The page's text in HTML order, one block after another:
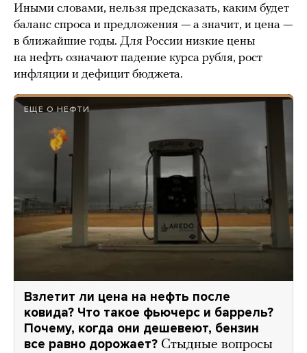
Иными словами, нельзя предсказать, каким будет
баланс спроса и предложения — а значит, и цена —
в ближайшие годы. Для России низкие цены
на нефть означают падение курса рубля, рост
инфляции и дефицит бюджета.
ЕЩЕ О НЕФТИ
Взлетит ли цена на нефть после
ковида? Что такое фьючерс и баррель?
Почему, когда они дешевеют, бензин
все равно дорожает? Стыдные вопросы